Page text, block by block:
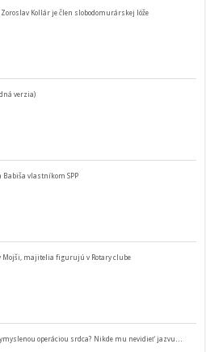
Zoroslav Kollár je člen slobodomurárskej lóže
verzia)
Babiša vlastníkom SPP
Mojši, majitelia figurujú v Rotary clube
operáciou srdca? Nikde mu nevidieť jazvu…